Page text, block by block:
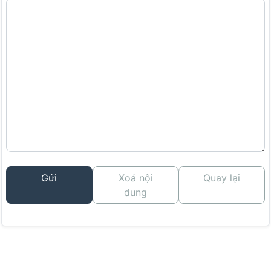
Gửi
Xoá nội
dung
Quay lại